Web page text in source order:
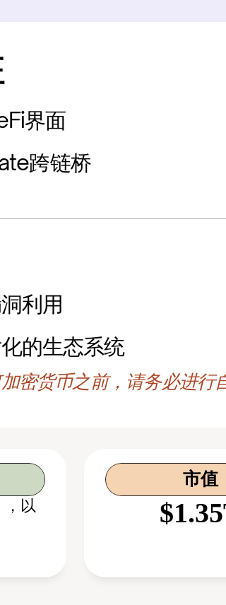
界面
跨链桥
利用
的生态系统
密货币之前，请务必进行
以
市值